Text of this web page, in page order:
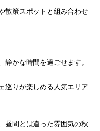
散策スポットと組み合わせ
かな時間を過ごせます。
巡りが楽しめる人気エリア
昼間とは違った雰囲気の秋